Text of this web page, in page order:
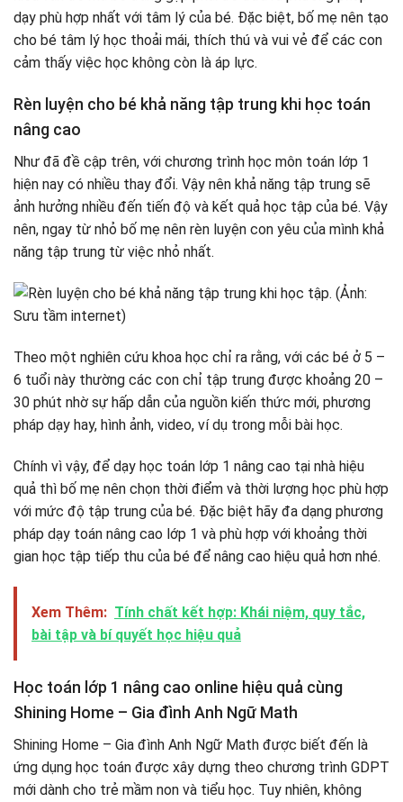
dạy phù hợp nhất với tâm lý của bé. Đặc biệt, bố mẹ nên tạo
cho bé tâm lý học thoải mái, thích thú và vui vẻ để các con
cảm thấy việc học không còn là áp lực.
Rèn luyện cho bé khả năng tập trung khi học toán
nâng cao
Như đã đề cập trên, với chương trình học môn toán lớp 1
hiện nay có nhiều thay đổi. Vậy nên khả năng tập trung sẽ
ảnh hưởng nhiều đến tiến độ và kết quả học tập của bé. Vậy
nên, ngay từ nhỏ bố mẹ nên rèn luyện con yêu của mình khả
năng tập trung từ việc nhỏ nhất.
Theo một nghiên cứu khoa học chỉ ra rằng, với các bé ở 5 –
6 tuổi này thường các con chỉ tập trung được khoảng 20 –
30 phút nhờ sự hấp dẫn của nguồn kiến thức mới, phương
pháp dạy hay, hình ảnh, video, ví dụ trong mỗi bài học.
Chính vì vậy, để dạy học toán lớp 1 nâng cao tại nhà hiệu
quả thì bố mẹ nên chọn thời điểm và thời lượng học phù hợp
với mức độ tập trung của bé. Đặc biệt hãy đa dạng phương
pháp dạy toán nâng cao lớp 1 và phù hợp với khoảng thời
gian học tập tiếp thu của bé để nâng cao hiệu quả hơn nhé.
Xem Thêm: Tính chất kết hợp: Khái niệm, quy tắc,
bài tập và bí quyết học hiệu quả
Học toán lớp 1 nâng cao online hiệu quả cùng
Shining Home – Gia đình Anh Ngữ Math
Shining Home – Gia đình Anh Ngữ Math được biết đến là
ứng dụng học toán được xây dựng theo chương trình GDPT
mới dành cho trẻ mầm non và tiểu học. Tuy nhiên, không